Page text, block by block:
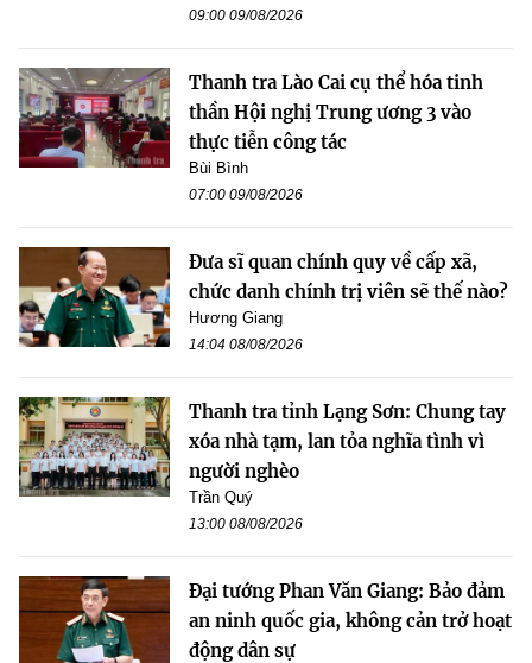
09:00 09/08/2026
Thanh tra Lào Cai cụ thể hóa tinh
thần Hội nghị Trung ương 3 vào
thực tiễn công tác
Bùi Bình
07:00 09/08/2026
Đưa sĩ quan chính quy về cấp xã,
chức danh chính trị viên sẽ thế nào?
Hương Giang
14:04 08/08/2026
Thanh tra tỉnh Lạng Sơn: Chung tay
xóa nhà tạm, lan tỏa nghĩa tình vì
người nghèo
Trần Quý
13:00 08/08/2026
Đại tướng Phan Văn Giang: Bảo đảm
an ninh quốc gia, không cản trở hoạt
động dân sự